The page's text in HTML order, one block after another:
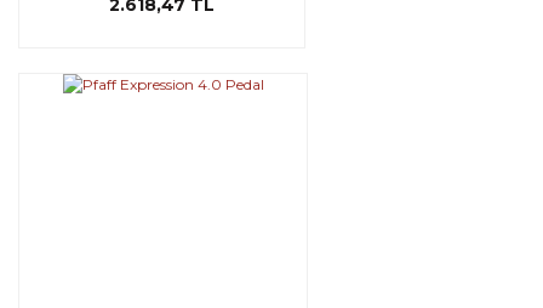
2.618,47 TL